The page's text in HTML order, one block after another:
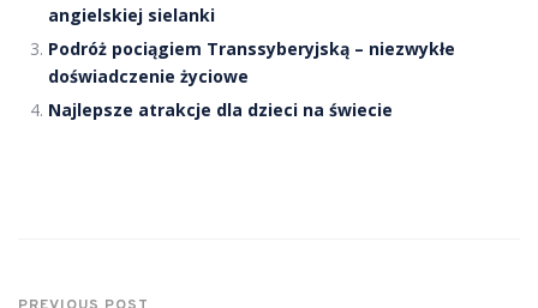
angielskiej sielanki
Podróż pociągiem Transsyberyjską – niezwykłe
doświadczenie życiowe
Najlepsze atrakcje dla dzieci na świecie